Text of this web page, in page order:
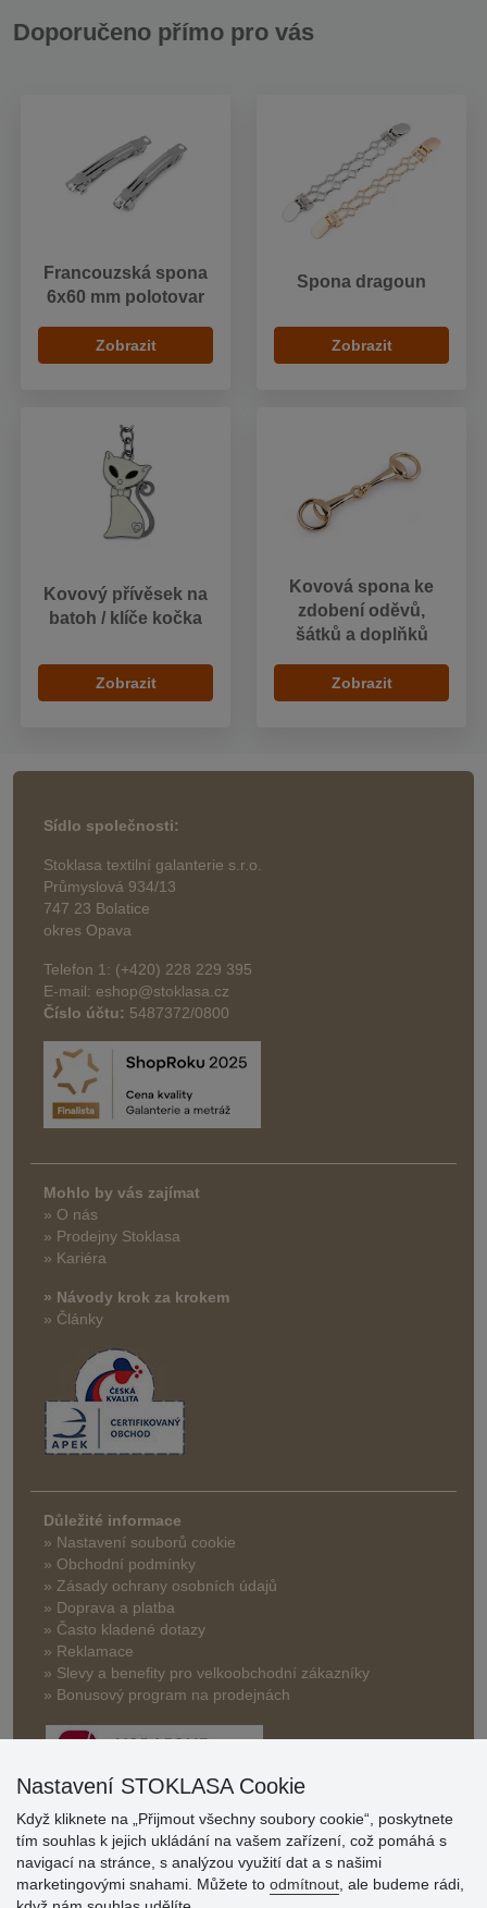
Doporučeno přímo pro vás
Francouzská spona
6x60 mm polotovar
Zobrazit
Spona dragoun
Zobrazit
Kovový přívěsek na
batoh / klíče kočka
Zobrazit
Kovová spona ke
zdobení oděvů,
šátků a doplňků
Zobrazit
Sídlo společnosti:
Stoklasa textilní galanterie s.r.o.
Průmyslová 934/13
747 23 Bolatice
okres Opava
Telefon 1: (+420) 228 229 395
E-mail: eshop@stoklasa.cz
Číslo účtu: 5487372/0800
Mohlo by vás zajímat
» O nás
» Prodejny Stoklasa
» Kariéra
» Návody krok za krokem
» Články
Důležité informace
» Nastavení souborů cookie
» Obchodní podmínky
» Zásady ochrany osobních údajů
» Doprava a platba
» Často kladené dotazy
» Reklamace
» Slevy a benefity pro velkoobchodní zákazníky
» Bonusový program na prodejnách
Hodnocení
zákazníků
Nastavení STOKLASA Cookie
Když kliknete na „Přijmout všechny soubory cookie“, poskytnete
tím souhlas k jejich ukládání na vašem zařízení, což pomáhá s
navigací na stránce, s analýzou využití dat a s našimi
marketingovými snahami. Můžete to odmítnout , ale budeme rádi,